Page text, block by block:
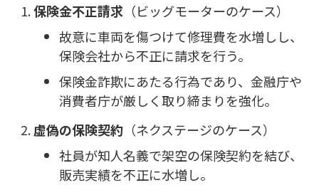
保険金不正請求 （ビッグモーターのケース）
故意に車両を傷つけて修理費を水増しし、
保険会社から不正に請求を行う。
保険金詐欺にあたる行為であり、金融庁や
消費者庁が厳しく取り締まりを強化。
虚偽の保険契約 （ネクステージのケース）
社員が知人名義で架空の保険契約を結び、
販売実績を不正に水増し。